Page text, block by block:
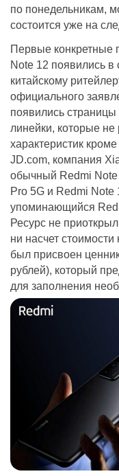
по понедельникам,
состоится уже на
Первые конкретные
Note 12 появились в
китайскому
официального
появились
линейки, которые
характеристик
JD.com, компания
обычный Redmi
Pro 5G и Redmi Note
упоминающийся
Ресурс не
ни насчет
был присвоен
рублей), который
для заполнения